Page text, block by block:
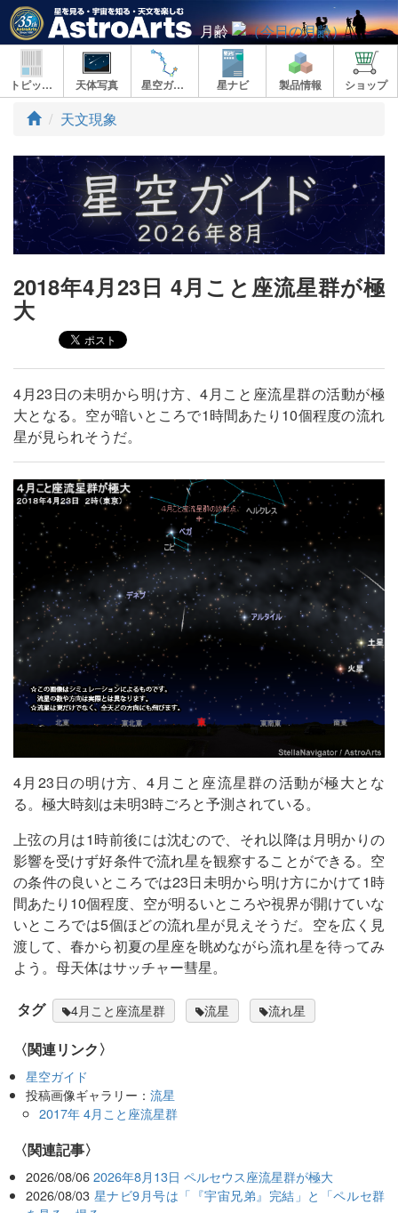
月齢
トピックス 天体写真 星空ガイド 星ナビ 製品情報 ショップ
ト
プ
天文現象
2018年4月23日 4月こと座流星群が極
大
4月23日の未明から明け方、4月こと座流星群の活動が極
大となる。空が暗いところで1時間あたり10個程度の流れ
星が見られそうだ。
4月23日の明け方、4月こと座流星群の活動が極大とな
る。極大時刻は未明3時ごろと予測されている。
上弦の月は1時前後には沈むので、それ以降は月明かりの
影響を受けず好条件で流れ星を観察することができる。空
の条件の良いところでは23日未明から明け方にかけて1時
間あたり10個程度、空が明るいところや視界が開けていな
いところでは5個ほどの流れ星が見えそうだ。空を広く見
渡して、春から初夏の星座を眺めながら流れ星を待ってみ
よう。母天体はサッチャー彗星。
タグ 4月こと座流星群 流星 流れ星
〈関連リンク〉
星空ガイド
投稿画像ギャラリー：流星
2017年 4月こと座流星群
関連記事
2026/08/06 2026年8月13日 ペルセウス座流星群が極大
2026/08/03 星ナビ9月号は「『宇宙兄弟』完結」と「ペルセ群